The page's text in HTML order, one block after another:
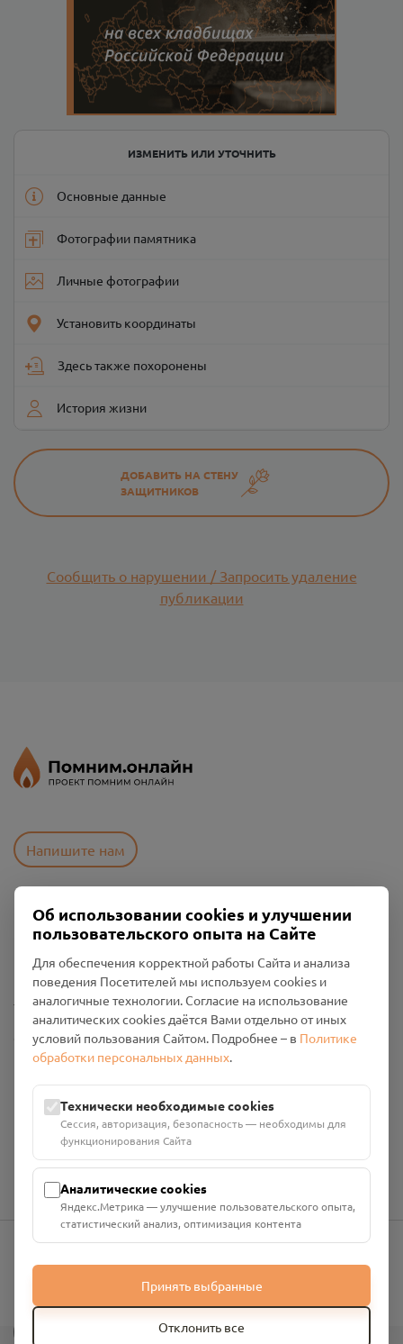
ИЗМЕНИТЬ ИЛИ УТОЧНИТЬ
Основные данные
Фотографии памятника
Личные фотографии
Установить координаты
Здесь также похоронены
История жизни
ДОБАВИТЬ НА СТЕНУ
ЗАЩИТНИКОВ
Сообщить о нарушении / Запросить удаление
публикации
Напишите нам
Пользовательское соглашение
Политика конфиденциальности
Промо-материалы
Настройки cookies
Общество с ограниченной ответственностью «Смоленский
Проект Помним»
Руднянский, г. Рудня, улица Западная, д. 26А, пом. 18
Номер счёта: 40702810901130004287 в АО "АЛЬФА-БАНК"
Кор. счёт: 30101810200000000593
info@pomnim.online
Об использовании cookies и улучшении
пользовательского опыта на Сайте
Для обеспечения корректной работы Сайта и анализа
поведения Посетителей мы используем cookies и
аналогичные технологии. Согласие на использование
аналитических cookies даётся Вами отдельно от иных
условий пользования Сайтом. Подробнее – в Политике
обработки персональных данных.
Технически необходимые cookies
Сессия, авторизация, безопасность — необходимы для
функционирования Сайта
Аналитические cookies
Яндекс.Метрика — улучшение пользовательского опыта,
статистический анализ, оптимизация контента
Принять выбранные
Отклонить все